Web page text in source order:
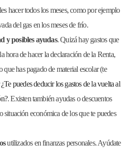
hacer todos los meses, como por ejemplo
del gas en los meses de frío.
y posibles ayudas. Quizá hay gastos que
hora de hacer la declaración de la Renta,
has pagado de material escolar (te
¿Te puedes deducir los gastos de la vuelta al
. Existen también ayudas o descuentos
situación económica de los que te puedes
utilizados en finanzas personales. Ayúdate